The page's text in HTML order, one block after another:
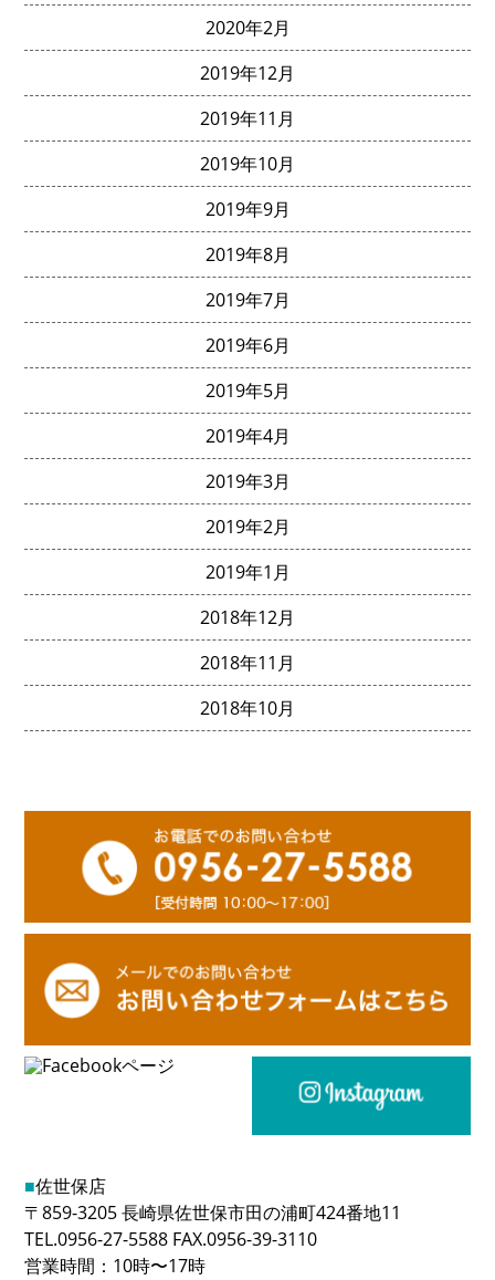
2020年2月
2019年12月
2019年11月
2019年10月
2019年9月
2019年8月
2019年7月
2019年6月
2019年5月
2019年4月
2019年3月
2019年2月
2019年1月
2018年12月
2018年11月
2018年10月
■佐世保店
〒859-3205 長崎県佐世保市田の浦町424番地11
TEL.0956-27-5588 FAX.0956-39-3110
営業時間：10時〜17時